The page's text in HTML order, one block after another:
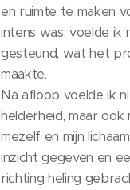
en ruimte te maken
intens was, voelde ik
gesteund, wat het
maakte.
Na afloop voelde ik
helderheid, maar
mezelf en mijn
inzicht gegeven en
richting heling